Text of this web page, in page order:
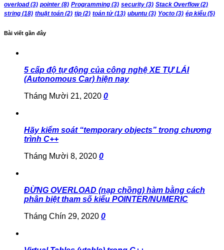
overload(3) pointer(8) Programming (3) security (3) Stack Overflow(2)
string (18) thuật toán (2) tip (2) toán tử(13) ubuntu (3) Yocto (3) ép kiểu (5)
Bài viết gần đây
5 cấp độ tự động của công nghệ XE TỰ LÁI
(Autonomous Car) hiện nay
Tháng Mười 21, 2020 0
Hãy kiểm soát “temporary objects” trong chương
trình C++
Tháng Mười 8, 2020 0
ĐỪNG OVERLOAD (nạp chồng) hàm bằng cách
phân biệt tham số kiểu POINTER/NUMERIC
Tháng Chín 29, 2020 0